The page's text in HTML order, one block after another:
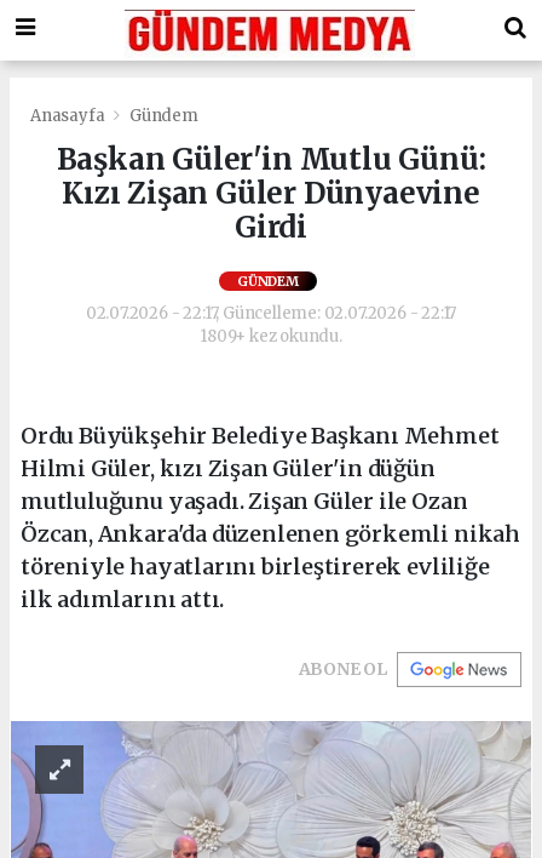
Anasayfa Gündem
Başkan Güler'in Mutlu Günü:
Kızı Zişan Güler Dünyaevine
Girdi
GÜNDEM
02.07.2026 - 22:17, Güncelleme: 02.07.2026 - 22:17
1809+ kez okundu.
Ordu Büyükşehir Belediye Başkanı Mehmet
Hilmi Güler, kızı Zişan Güler'in düğün
mutluluğunu yaşadı. Zişan Güler ile Ozan
Özcan, Ankara'da düzenlenen görkemli nikah
töreniyle hayatlarını birleştirerek evliliğe
ilk adımlarını attı.
ABONE OL